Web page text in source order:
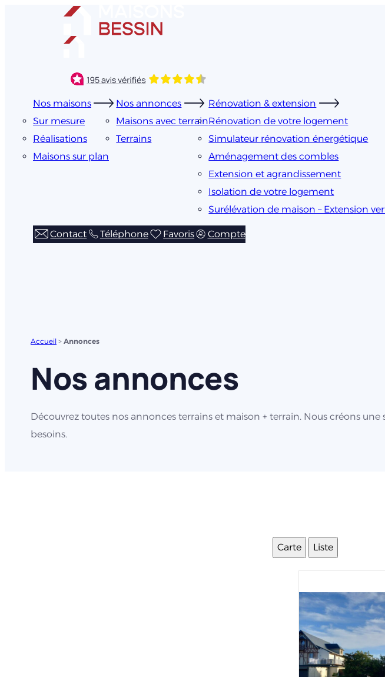
Nos maisons
Sur mesure
Réalisations
Maisons sur plan
Nos annonces
Maisons avec terrain
Terrains
Rénovation & extension
Rénovation de votre logement
Simulateur rénovation énergétique
Aménagement des combles
Extension et agrandissement
Isolation de votre logement
Surélévation de maison – Extension
Contact Téléphone Favoris Compte
Accueil > Annonces
Nos annonces
Découvrez toutes nos annonces terrains et maison + terrain. Nous créons
besoins.
Carte Liste